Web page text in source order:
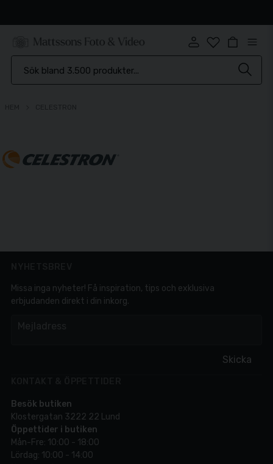
Skicka
Missa inga nyheter! Få inspiration, tips och exklusiva
erbjudanden direkt i din inkorg.
Besök butiken
Klostergatan 3222 22 Lund
Öppettider i butiken
Mån-Fre: 10:00 - 18:00
Lördag: 10:00 - 14:00